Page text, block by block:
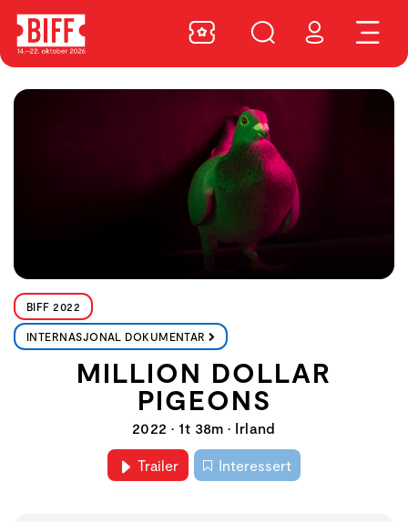
BIFF 2022
INTERNASJONAL DOKUMENTAR
MILLION DOLLAR
PIGEONS
2022 • 1t 38m • Irland
Trailer Interessert